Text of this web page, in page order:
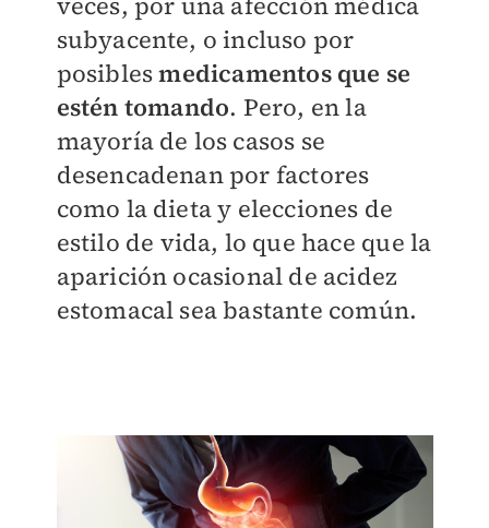
subyacente, o incluso por
posiblesmedicamentos que se
estén tomando. Pero, en la
mayoría de los casos se
desencadenan por factores
como la dieta y elecciones de
estilo de vida, lo que hace que la
aparición ocasional de acidez
estomacal sea bastante común.